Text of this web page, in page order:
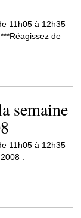
11h05 à 12h35
de
semaine
11h05 à 12h35
: